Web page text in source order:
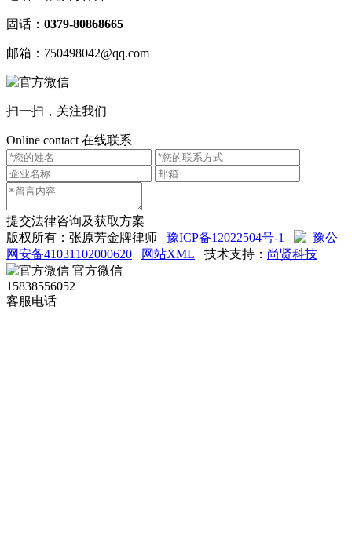
固话： 0379-80868665
邮箱：750498042@qq.com
扫一扫，关注我们
Online contact 在线联系
提交法律咨询及获取方案
版权所有：张原芳金牌律师 豫ICP备12022504号-1
豫公
网安备41031102000620
网站XML 技术支持： 尚贤科技
官方微信
15838556052
客服电话